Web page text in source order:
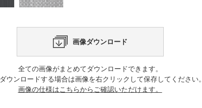
画像ダウンロード
全ての画像がまとめてダウンロードできます。
ウンロードする場合は画像を右クリックして保存してください。
画像の仕様はこちらからご確認いただけます。